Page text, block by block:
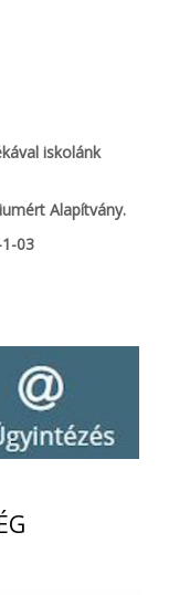
iskolánk
Alapítvány.
03